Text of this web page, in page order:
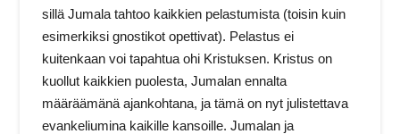
sillä Jumala tahtoo kaikkien pelastumista (toisin kuin
esimerkiksi gnostikot opettivat). Pelastus ei
kuitenkaan voi tapahtua ohi Kristuksen. Kristus on
kuollut kaikkien puolesta, Jumalan ennalta
määräämänä ajankohtana, ja tämä on nyt julistettava
evankeliumina kaikille kansoille. Jumalan ja